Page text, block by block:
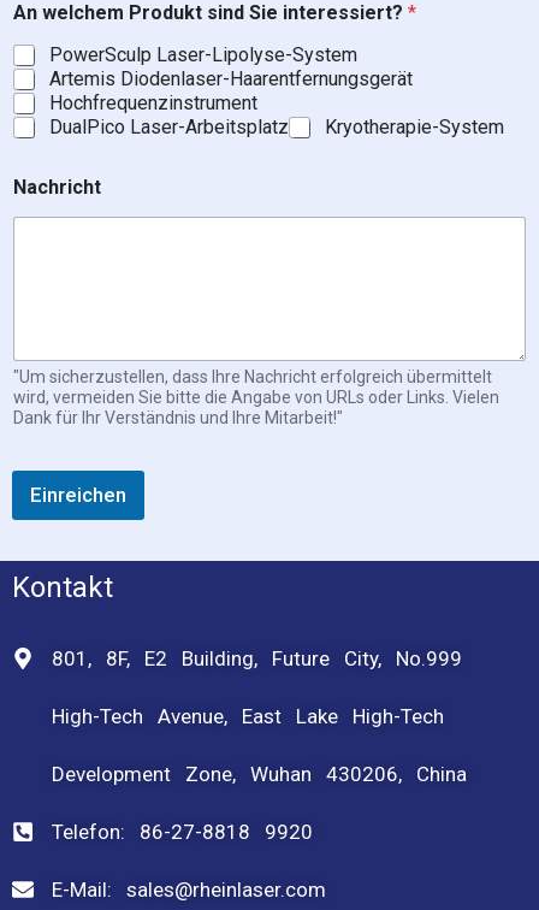
r
o
d
u
k
t
-
M
a
h
r
i
c
t
An welchem Produkt sind Sie interessiert? *
PowerSculp Laser-Lipolyse-System
Artemis Diodenlaser-Haarentfernungsgerät
Hochfrequenzinstrument
DualPico Laser-Arbeitsplatz
Kryotherapie-System
Nachricht
"Um sicherzustellen, dass Ihre Nachricht erfolgreich übermittelt
wird, vermeiden Sie bitte die Angabe von URLs oder Links. Vielen
Dank für Ihr Verständnis und Ihre Mitarbeit!"
Einreichen
Kontakt
801, 8F, E2 Building, Future City, No.999
High-Tech Avenue, East Lake High-Tech
Development Zone, Wuhan 430206, China
Telefon: 86-27-8818 9920
E-Mail: sales@rheinlaser.com